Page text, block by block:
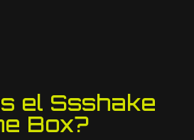
el Ssshake
Box?